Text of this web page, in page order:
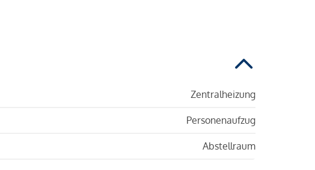
Zentralheizung
Personenaufzug
Abstellraum